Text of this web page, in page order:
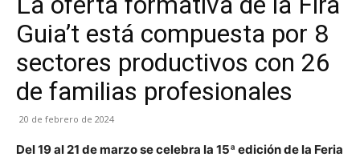
Guia’t está compuesta por 8
sectores productivos con 26
de familias profesionales
20 de febrero de 2024
Del 19 al 21 de marzo se celebra la 15ª edición de la Feria